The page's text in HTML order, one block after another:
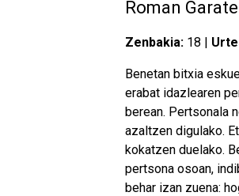
Roman Garate
Zenbakia: 18 |
Benetan bitxia
erabat idazlearen
berean. Pertsonala
azaltzen digulako.
kokatzen duelako.
pertsona osoan,
behar izan zuena: